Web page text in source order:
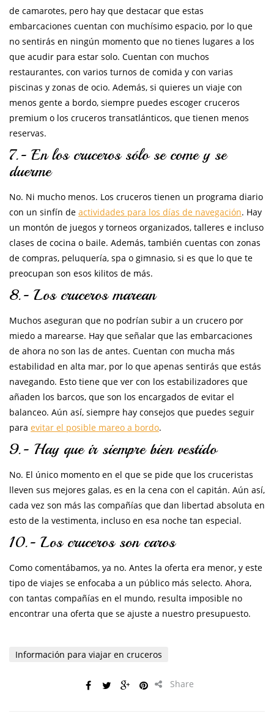
de camarotes, pero hay que destacar que estas
embarcaciones cuentan con muchísimo espacio, por lo que
no sentirás en ningún momento que no tienes lugares a los
que acudir para estar solo. Cuentan con muchos
restaurantes, con varios turnos de comida y con varias
piscinas y zonas de ocio. Además, si quieres un viaje con
menos gente a bordo, siempre puedes escoger cruceros
premium o los cruceros transatlánticos, que tienen menos
reservas.
7.- En los cruceros sólo se come y se
duerme
No. Ni mucho menos. Los cruceros tienen un programa diario
con un sinfín de actividades para los días de navegación. Hay
un montón de juegos y torneos organizados, talleres e incluso
clases de cocina o baile. Además, también cuentas con zonas
de compras, peluquería, spa o gimnasio, si es que lo que te
preocupan son esos kilitos de más.
8.- Los cruceros marean
Muchos aseguran que no podrían subir a un crucero por
miedo a marearse. Hay que señalar que las embarcaciones
de ahora no son las de antes. Cuentan con mucha más
estabilidad en alta mar, por lo que apenas sentirás que estás
navegando. Esto tiene que ver con los estabilizadores que
añaden los barcos, que son los encargados de evitar el
balanceo. Aún así, siempre hay consejos que puedes seguir
para evitar el posible mareo a bordo.
9.- Hay que ir siempre bien vestido
No. El único momento en el que se pide que los cruceristas
lleven sus mejores galas, es en la cena con el capitán. Aún así,
cada vez son más las compañías que dan libertad absoluta en
esto de la vestimenta, incluso en esa noche tan especial.
10.- Los cruceros son caros
Como comentábamos, ya no. Antes la oferta era menor, y este
tipo de viajes se enfocaba a un público más selecto. Ahora,
con tantas compañías en el mundo, resulta imposible no
encontrar una oferta que se ajuste a nuestro presupuesto.
Información para viajar en cruceros
Share